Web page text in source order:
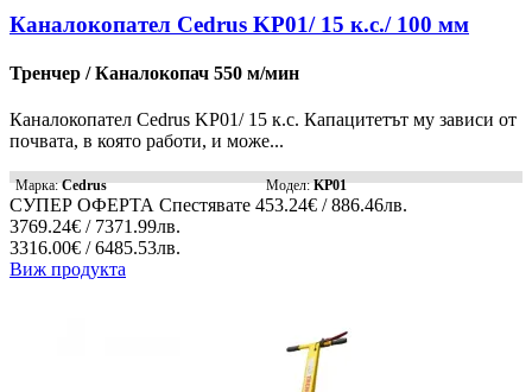
Каналокопател Cedrus KP01/ 15 к.с./ 100 мм
Тренчер / Каналокопач 550 м/мин
Каналокопател Cedrus KP01/ 15 к.с. Капацитетът му зависи от
почвата, в която работи, и може...
Марка:Cedrus Модел:KP01
СУПЕР ОФЕРТА Спестявате 453.24€ / 886.46лв.
3769.24€ / 7371.99лв.
3316.00€ / 6485.53лв.
Виж продукта